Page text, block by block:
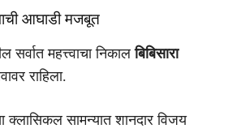
आघाडी मजबूत
सर्वात महत्त्वाचा निकालबिबिसारा
राहिला.
क्लासिकल सामन्यात शानदार विजय